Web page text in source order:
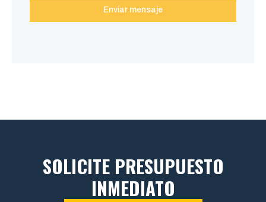
Enviar mensaje
SOLICITE PRESUPUESTO
INMEDIATO